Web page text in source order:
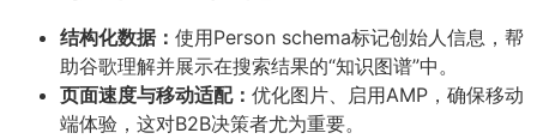
结构化数据： 使用Person schema标记创始人信息，帮
助谷歌理解并展示在搜索结果的“知识图谱”中。
页面速度与移动适配： 优化图片、启用AMP，确保移动
端体验，这对B2B决策者尤为重要。